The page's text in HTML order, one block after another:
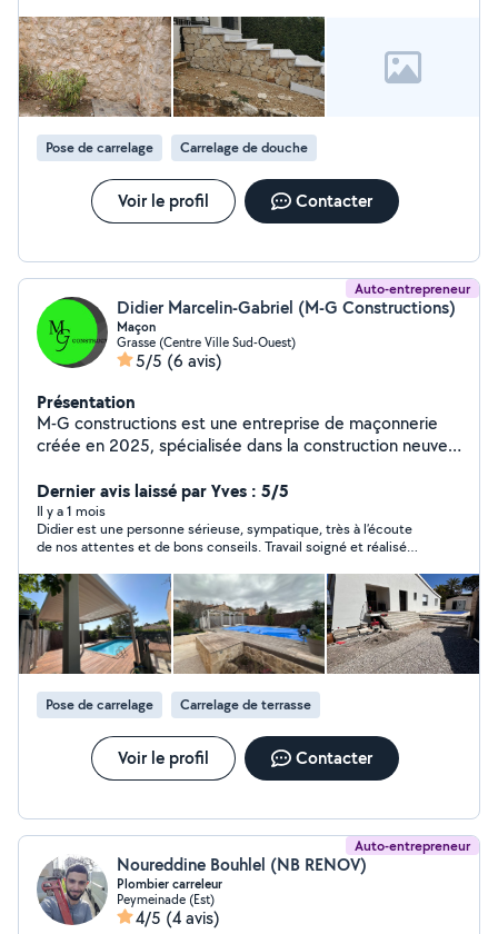
Pose de carrelage Carrelage de douche
Voir le profil Contacter
Auto-entrepreneur
Didier Marcelin-Gabriel (M-G Constructions)
Maçon
Grasse (Centre Ville Sud-Ouest)
5/5 (6 avis)
Présentation
M-G constructions est une entreprise de maçonnerie
créée en 2025, spécialisée dans la construction neuve,
mettons notre savoir-faire artisanal et notre rigueur
professionnelle au service de projets durables,
esthétiques et conformes aux normes en vigueur. Nous
intervenons auprès des particuliers et professionnels
pour tous travaux de maçonnerie générale : fondations,
ouverture en sous œuvre, murs, cloisons, faux plafond,
carrelage, extensions, rénovations, terrasses, murets et
petits travaux À l'écoute de nos clients, nous assurons
un accompagnement personnalisé, des devis clairs et un
travail de qualité, réalisé dans le respect des délais et
du budget.
Dernier avis laissé par Yves : 5/5
Il y a 1 mois
Didier est une personne sérieuse, sympatique, très à l’écoute
de nos attentes et de bons conseils. Travail soigné et réalisé
chaque jour. je recommande virement
Pose de carrelage Carrelage de terrasse
Voir le profil Contacter
Auto-entrepreneur
Noureddine Bouhlel (NB RENOV)
Plombier carreleur
Peymeinade (Est)
4/5 (4 avis)